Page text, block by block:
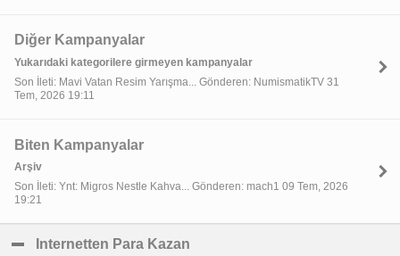
Diğer Kampanyalar
Yukarıdaki kategorilere girmeyen kampanyalar
Son İleti: Mavi Vatan Resim Yarışma... Gönderen: NumismatikTV 31
Tem, 2026 19:11
Biten Kampanyalar
Arşiv
Son İleti: Ynt: Migros Nestle Kahva... Gönderen: mach1 09 Tem, 2026
19:21
Internetten Para Kazan